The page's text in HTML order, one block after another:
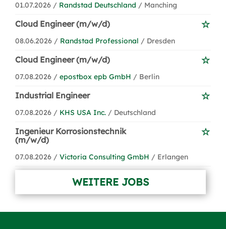
01.07.2026 / Randstad Deutschland / Manching
Cloud Engineer (m/w/d)
08.06.2026 / Randstad Professional / Dresden
Cloud Engineer (m/w/d)
07.08.2026 / epostbox epb GmbH / Berlin
Industrial Engineer
07.08.2026 / KHS USA Inc. / Deutschland
Ingenieur Korrosionstechnik
(m/w/d)
07.08.2026 / Victoria Consulting GmbH / Erlangen
WEITERE JOBS